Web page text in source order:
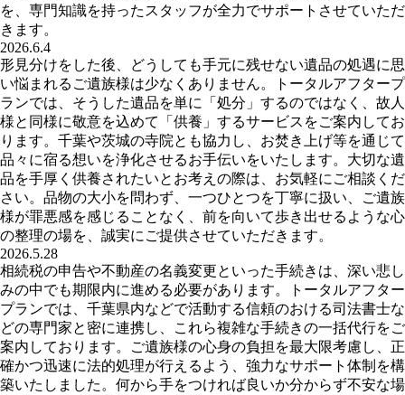
を、専門知識を持ったスタッフが全力でサポートさせていただ
きます。
2026.6.4
形見分けをした後、どうしても手元に残せない遺品の処遇に思
い悩まれるご遺族様は少なくありません。トータルアフタープ
ランでは、そうした遺品を単に「処分」するのではなく、故人
様と同様に敬意を込めて「供養」するサービスをご案内してお
ります。千葉や茨城の寺院とも協力し、お焚き上げ等を通じて
品々に宿る想いを浄化させるお手伝いをいたします。大切な遺
品を手厚く供養されたいとお考えの際は、お気軽にご相談くだ
さい。品物の大小を問わず、一つひとつを丁寧に扱い、ご遺族
様が罪悪感を感じることなく、前を向いて歩き出せるような心
の整理の場を、誠実にご提供させていただきます。
2026.5.28
相続税の申告や不動産の名義変更といった手続きは、深い悲し
みの中でも期限内に進める必要があります。トータルアフター
プランでは、千葉県内などで活動する信頼のおける司法書士な
どの専門家と密に連携し、これら複雑な手続きの一括代行をご
案内しております。ご遺族様の心身の負担を最大限考慮し、正
確かつ迅速に法的処理が行えるよう、強力なサポート体制を構
築いたしました。何から手をつければ良いか分からず不安な場